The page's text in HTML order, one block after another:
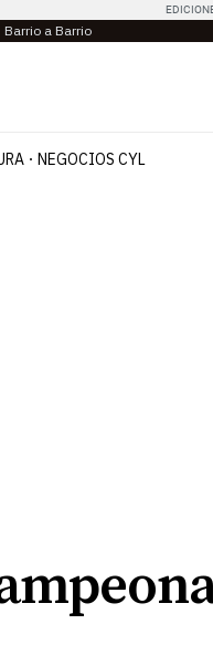
Barrio a Barrio
NEGOCIOS CYL